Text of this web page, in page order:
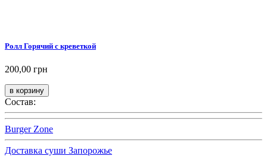
Ролл Горячий с креветкой
200,00 грн
Состав:
Burger Zone
Доставка суши Запорожье